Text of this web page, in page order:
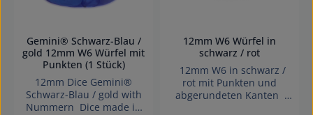
Gemini® Schwarz-Blau /
gold 12mm W6 Würfel mit
Punkten (1 Stück)
12mm Dice Gemini®
Schwarz-Blau / gold with
Nummern Dice made in
12mm W6 Würfel in
schwarz / rot
12mm W6 in schwarz /
rot mit Punkten und
abgerundeten Kanten